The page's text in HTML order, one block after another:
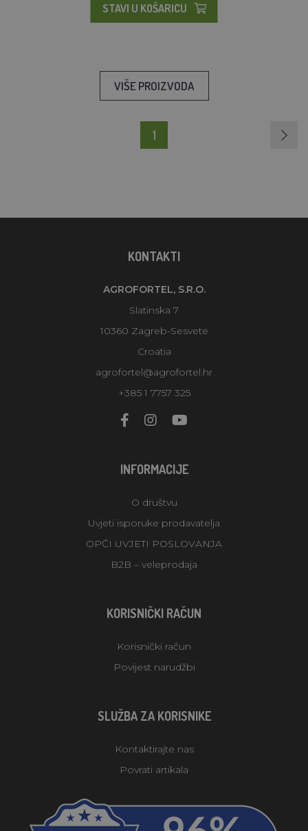
STAVI U KOŠARICU
VIŠE PROIZVODA
1
KONTAKTI
AGROFORTEL, S.R.O.
Slatinska 7
10360 Zagreb-Sesvete
Croatia
agrofortel@agrofortel.hr
+385 1 7757 325
INFORMACIJE
O društvu
Uvjeti isporuke prodavatelja
OPĆI UVJETI POSLOVANJA
B2B – veleprodaja
KORISNIČKI RAČUN
Korisnički račun
Povijest narudžbi
SLUŽBA ZA KORISNIKE
Kontaktirajte nas
Povrati artikala